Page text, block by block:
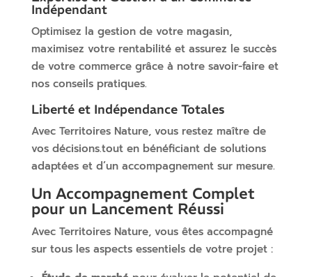
Indépendant
Optimisez la gestion de votre magasin,
maximisez votre rentabilité et assurez le succès
de votre commerce grâce à notre savoir-faire et
nos conseils pratiques.
Liberté et Indépendance Totales
Avec Territoires Nature, vous restez maître de
vos décisions.tout en bénéficiant de solutions
adaptées et d’un accompagnement sur mesure.
Un Accompagnement Complet
pour un Lancement Réussi
Avec Territoires Nature, vous êtes accompagné
sur tous les aspects essentiels de votre projet :